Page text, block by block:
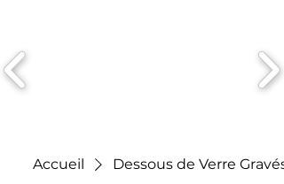
Accueil Dessous de Verre Gravés